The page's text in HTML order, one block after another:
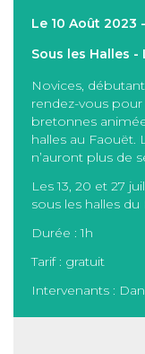
Le 10 Août 2023
Sous les Halles -
Novices,
rendez-vous
bretonnes
halles au Faouët.
n’auront plus de
Les 13, 20 et 27
sous les halles du
Durée : 1h
Tarif : gratuit
Intervenants :